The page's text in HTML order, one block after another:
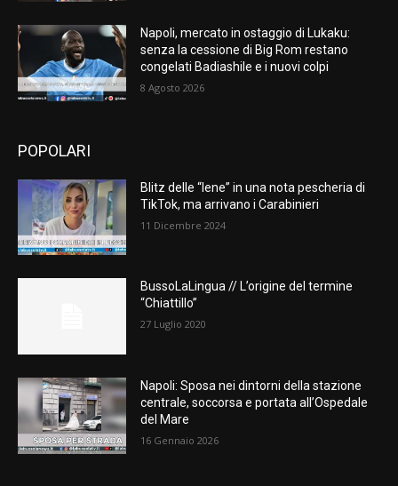
Napoli, mercato in ostaggio di Lukaku:
senza la cessione di Big Rom restano
congelati Badiashile e i nuovi colpi
8 Agosto 2026
POPOLARI
Blitz delle “Iene” in una nota pescheria di
TikTok, ma arrivano i Carabinieri
11 Dicembre 2024
BussoLaLingua // L’origine del termine
“Chiattillo”
27 Luglio 2020
Napoli: Sposa nei dintorni della stazione
centrale, soccorsa e portata all’Ospedale
del Mare
16 Gennaio 2026